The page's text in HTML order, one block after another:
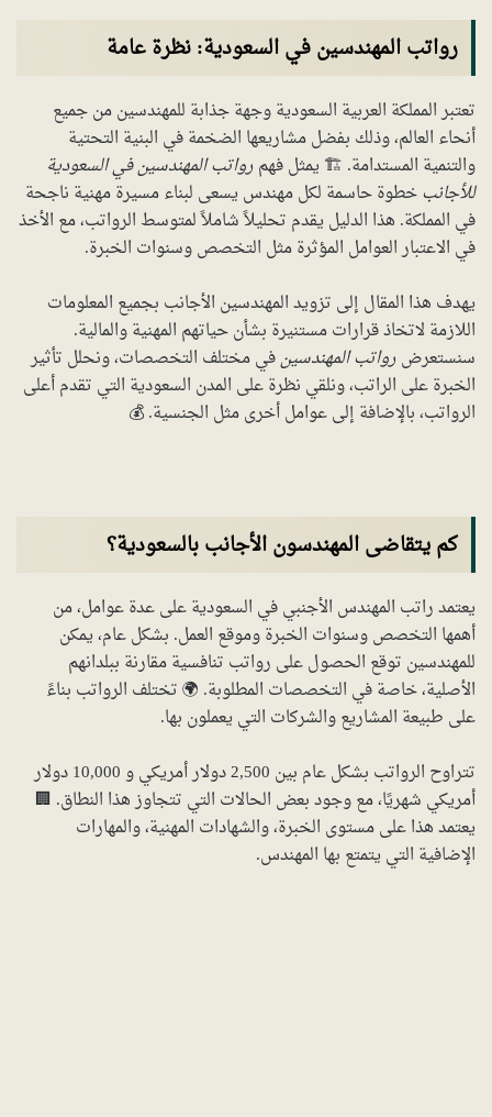
رواتب المهندسين في السعودية: نظرة عامة
تعتبر المملكة العربية السعودية وجهة جذابة للمهندسين من جميع
أنحاء العالم، وذلك بفضل مشاريعها الضخمة في البنية التحتية
والتنمية المستدامة. 🏗️ يمثل فهم رواتب المهندسين في السعودية
للأجانبخطوة حاسمة لكل مهندس يسعى لبناء مسيرة مهنية ناجحة
في المملكة. هذا الدليل يقدم تحليلاً شاملاً لمتوسط الرواتب، مع الأخذ
في الاعتبار العوامل المؤثرة مثل التخصص وسنوات الخبرة.
يهدف هذا المقال إلى تزويد المهندسين الأجانب بجميع المعلومات
اللازمة لاتخاذ قرارات مستنيرة بشأن حياتهم المهنية والمالية.
سنستعرض رواتب المهندسينفي مختلف التخصصات، ونحلل تأثير
الخبرة على الراتب، ونلقي نظرة على المدن السعودية التي تقدم أعلى
الرواتب، بالإضافة إلى عوامل أخرى مثل الجنسية. 💰
كم يتقاضى المهندسون الأجانب بالسعودية؟
يعتمد راتب المهندس الأجنبي في السعودية على عدة عوامل، من
أهمها التخصص وسنوات الخبرة وموقع العمل. بشكل عام، يمكن
للمهندسين توقع الحصول على رواتب تنافسية مقارنة ببلدانهم
الأصلية، خاصة في التخصصات المطلوبة. 🌍 تختلف الرواتب بناءً
على طبيعة المشاريع والشركات التي يعملون بها.
تتراوح الرواتب بشكل عام بين 2,500 دولار أمريكي و 10,000 دولار
أمريكي شهريًا، مع وجود بعض الحالات التي تتجاوز هذا النطاق. 🏢
يعتمد هذا على مستوى الخبرة، والشهادات المهنية، والمهارات
الإضافية التي يتمتع بها المهندس.